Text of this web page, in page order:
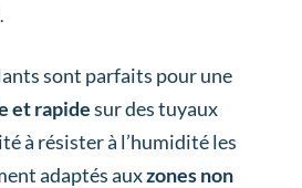
sont parfaits pour une
et rapidesur des tuyaux
à résister à l’humidité les
adaptés auxzones non